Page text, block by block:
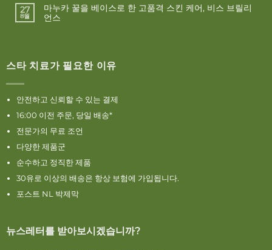
27
8월
마누카 꿀을 베이스로 한 고품격 스킨 케어, 비스 브릴리
언스
스타 치료가 필요한 이유
안전하고 신뢰할 수 있는 결제
16:00 이전 주문, 당일 배송*
전문가의 무료 조언
다양한 제품군
순수하고 정직한 제품
30유로 이상의 배송은 항상 보험에 가입됩니다.
포스트 NL 박제막
뉴스레터를 받아보시겠습니까?